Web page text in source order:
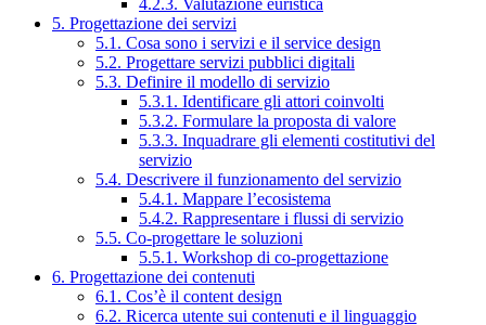
5. Progettazione dei servizi
5.1. Cosa sono i servizi e il service design
5.2. Progettare servizi pubblici digitali
5.3. Definire il modello di servizio
5.3.1. Identificare gli attori coinvolti
5.3.2. Formulare la proposta di valore
5.3.3. Inquadrare gli elementi costitutivi del
servizio
5.4. Descrivere il funzionamento del servizio
5.4.1. Mappare l’ecosistema
5.4.2. Rappresentare i flussi di servizio
5.5. Co-progettare le soluzioni
5.5.1. Workshop di co-progettazione
6. Progettazione dei contenuti
6.1. Cos’è il content design
6.2. Ricerca utente sui contenuti e il linguaggio